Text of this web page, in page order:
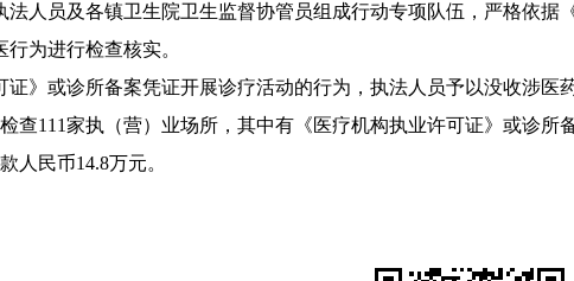
员及各镇卫生院卫生监督协管员组成行动专项队伍，严格依据
行为进行检查核实。
或诊所备案凭证开展诊疗活动的行为，执法人员予以没收涉医
111家执（营）业场所，其中有《医疗机构执业许可证》或诊所
人民币14.8万元。